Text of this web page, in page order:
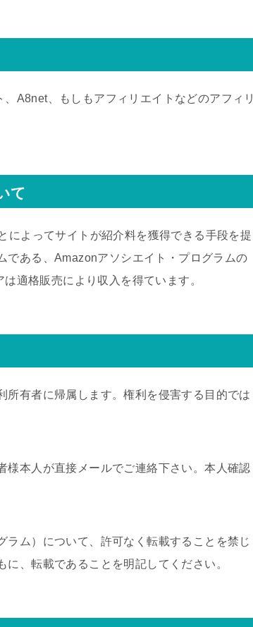
A8net、もしもアフィリエイトなどのアフィリ
て
によってサイトが紹介料を獲得できる手段を提
である、Amazonアソシエイト・プログラムの
適格販売により収入を得ています。
有者に帰属します。権利を侵害する目的では
本人が直接メールでご連絡下さい。本人確認
ラム）について、許可なく転載することを禁じ
、転載であることを明記してください。